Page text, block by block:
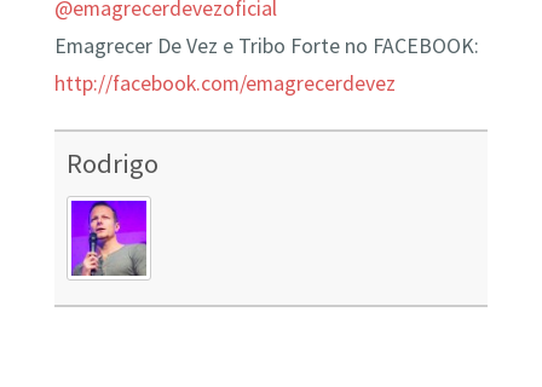
@emagrecerdevezoficial
Emagrecer De Vez e Tribo Forte no FACEBOOK:
http://facebook.com/emagrecerdevez
Rodrigo